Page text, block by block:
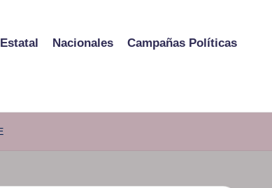
Estatal Nacionales Campañas Políticas